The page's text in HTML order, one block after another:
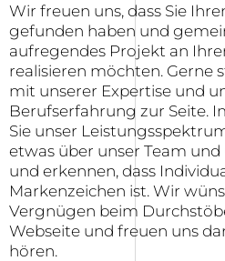
Wir freuen uns, dass Sie
gefunden haben und
aufregendes Projekt an
realisieren möchten. Gerne
mit unserer Expertise und
Berufserfahrung zur Seite.
Sie unser
etwas über unser Team
und erkennen, dass
Markenzeichen ist. Wir
Vergnügen beim
Webseite und freuen uns
hören.